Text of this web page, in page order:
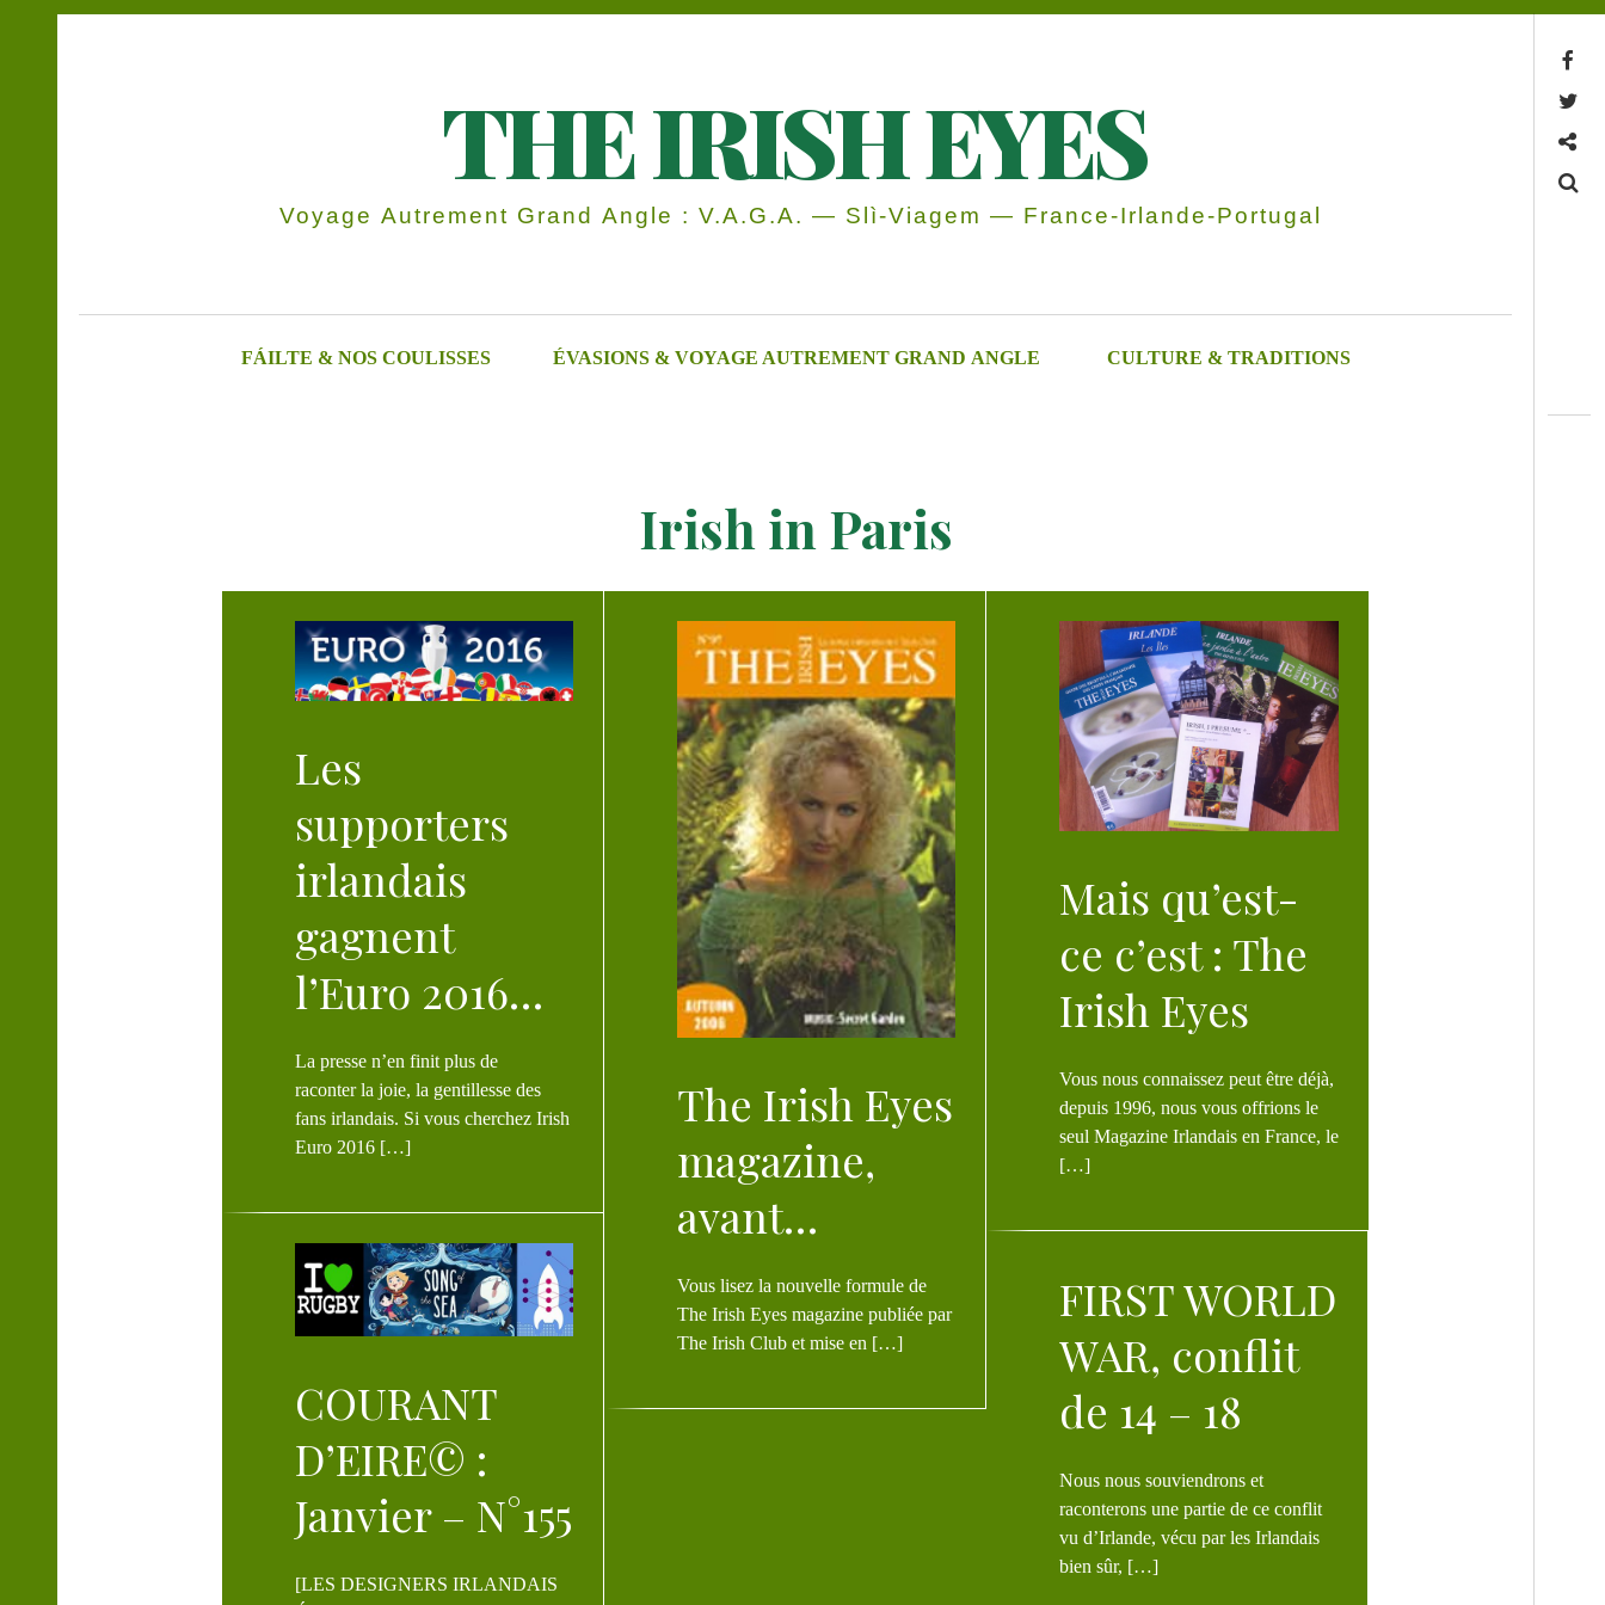
THE IRISH EYES
Voyage Autrement Grand Angle : V.A.G.A. — Slì-Viagem — France-Irlande-Portugal
FÁILTE & NOS COULISSES ÉVASIONS & VOYAGE AUTREMENT GRAND ANGLE CULTURE & TRADITIONS
Irish in Paris
T
Les
supporters
irlandais
gagnent
l’Euro 2016…
La presse n’en finit plus de
raconter la joie, la gentillesse des
fans irlandais. Si vous cherchez Irish
Euro 2016 […]
T
The Irish Eyes
magazine,
avant…
Vous lisez la nouvelle formule de
The Irish Eyes magazine publiée par
The Irish Club et mise en […]
T
Mais qu’est-
ce c’est : The
Irish Eyes
Vous nous connaissez peut être déjà,
depuis 1996, nous vous offrions le
seul Magazine Irlandais en France, le
[…]
T
COURANT
D’EIRE© :
Janvier – N°155
[LES DESIGNERS IRLANDAIS
FIRST WORLD
WAR, conflit
de 14 – 18
Nous nous souviendrons et
raconterons une partie de ce conflit
vu d’Irlande, vécu par les Irlandais
bien sûr, […]